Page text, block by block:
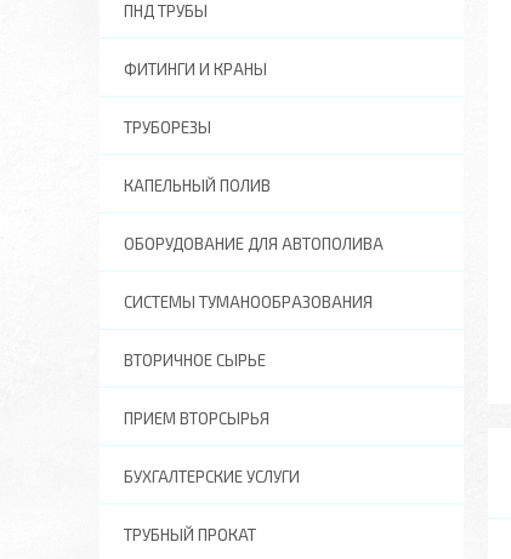
ПНД ТРУБЫ
ФИТИНГИ И КРАНЫ
ТРУБОРЕЗЫ
КАПЕЛЬНЫЙ ПОЛИВ
ОБОРУДОВАНИЕ ДЛЯ АВТОПОЛИВА
СИСТЕМЫ ТУМАНООБРАЗОВАНИЯ
ВТОРИЧНОЕ СЫРЬЕ
ПРИЕМ ВТОРСЫРЬЯ
БУХГАЛТЕРСКИЕ УСЛУГИ
ТРУБНЫЙ ПРОКАТ